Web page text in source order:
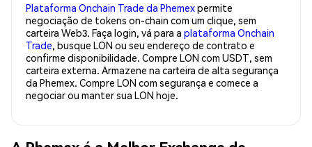
Plataforma Onchain Trade da Phemexpermite
negociação de tokens on-chain com um clique, sem
carteira Web3. Faça login, vá para a plataforma Onchain
Trade, busque LON ou seu endereço de contrato e
confirme disponibilidade. Compre LON com USDT, sem
carteira externa. Armazene na carteira de alta segurança
da Phemex. Compre LON com segurança e comece a
negociar ou manter sua LON hoje.